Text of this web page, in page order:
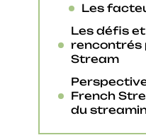
Les
Les défis
rencontrés
Stream
French
du